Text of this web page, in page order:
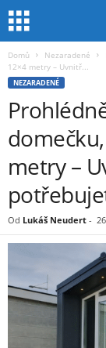
Domů Nezaradené
12×4 metry – Uvnitř...
NEZARADENÉ
metry –
Od Lukáš Neudert -